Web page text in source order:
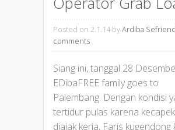
Posted on 2.1.14 byArdiba
comments
Siang ini, tanggal 28
EDibaFREE family goes to
Palembang. Dengan kondisi
tertidur pulas karena
diajak kerja, Faris kugendong